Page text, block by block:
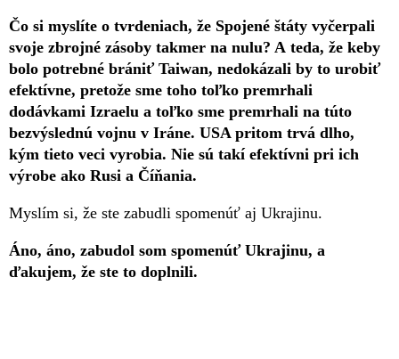
Čo si myslíte o tvrdeniach, že Spojené štáty vyčerpali
svoje zbrojné zásoby takmer na nulu? A teda, že keby
bolo potrebné brániť Taiwan, nedokázali by to urobiť
efektívne, pretože sme toho toľko premrhali
dodávkami Izraelu a toľko sme premrhali na túto
bezvýslednú vojnu v Iráne. USA pritom trvá dlho,
kým tieto veci vyrobia. Nie sú takí efektívni pri ich
výrobe ako Rusi a Číňania.
Myslím si, že ste zabudli spomenúť aj Ukrajinu.
Áno, áno, zabudol som spomenúť Ukrajinu, a
ďakujem, že ste to doplnili.